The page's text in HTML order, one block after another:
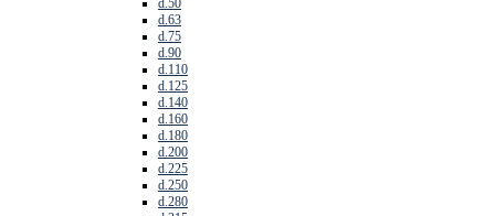
d.50
d.63
d.75
d.90
d.110
d.125
d.140
d.160
d.180
d.200
d.225
d.250
d.280